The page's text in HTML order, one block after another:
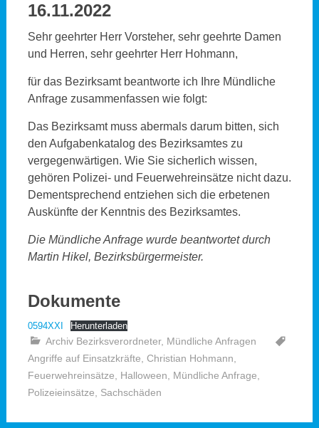
16.11.2022
Sehr geehrter Herr Vorsteher, sehr geehrte Damen
und Herren, sehr geehrter Herr Hohmann,
für das Bezirksamt beantworte ich Ihre Mündliche
Anfrage zusammenfassen wie folgt:
Das Bezirksamt muss abermals darum bitten, sich
den Aufgabenkatalog des Bezirksamtes zu
vergegenwärtigen. Wie Sie sicherlich wissen,
gehören Polizei- und Feuerwehreinsätze nicht dazu.
Dementsprechend entziehen sich die erbetenen
Auskünfte der Kenntnis des Bezirksamtes.
Die Mündliche Anfrage wurde beantwortet durch
Martin Hikel, Bezirksbürgermeister.
Dokumente
0594XXI Herunterladen
Archiv Bezirksverordneter, Mündliche Anfragen
Angriffe auf Einsatzkräfte Christian Hohmann
Feuerwehreinsätze
Halloween Mündliche Anfrage
Polizeieinsätze
Sachschäden